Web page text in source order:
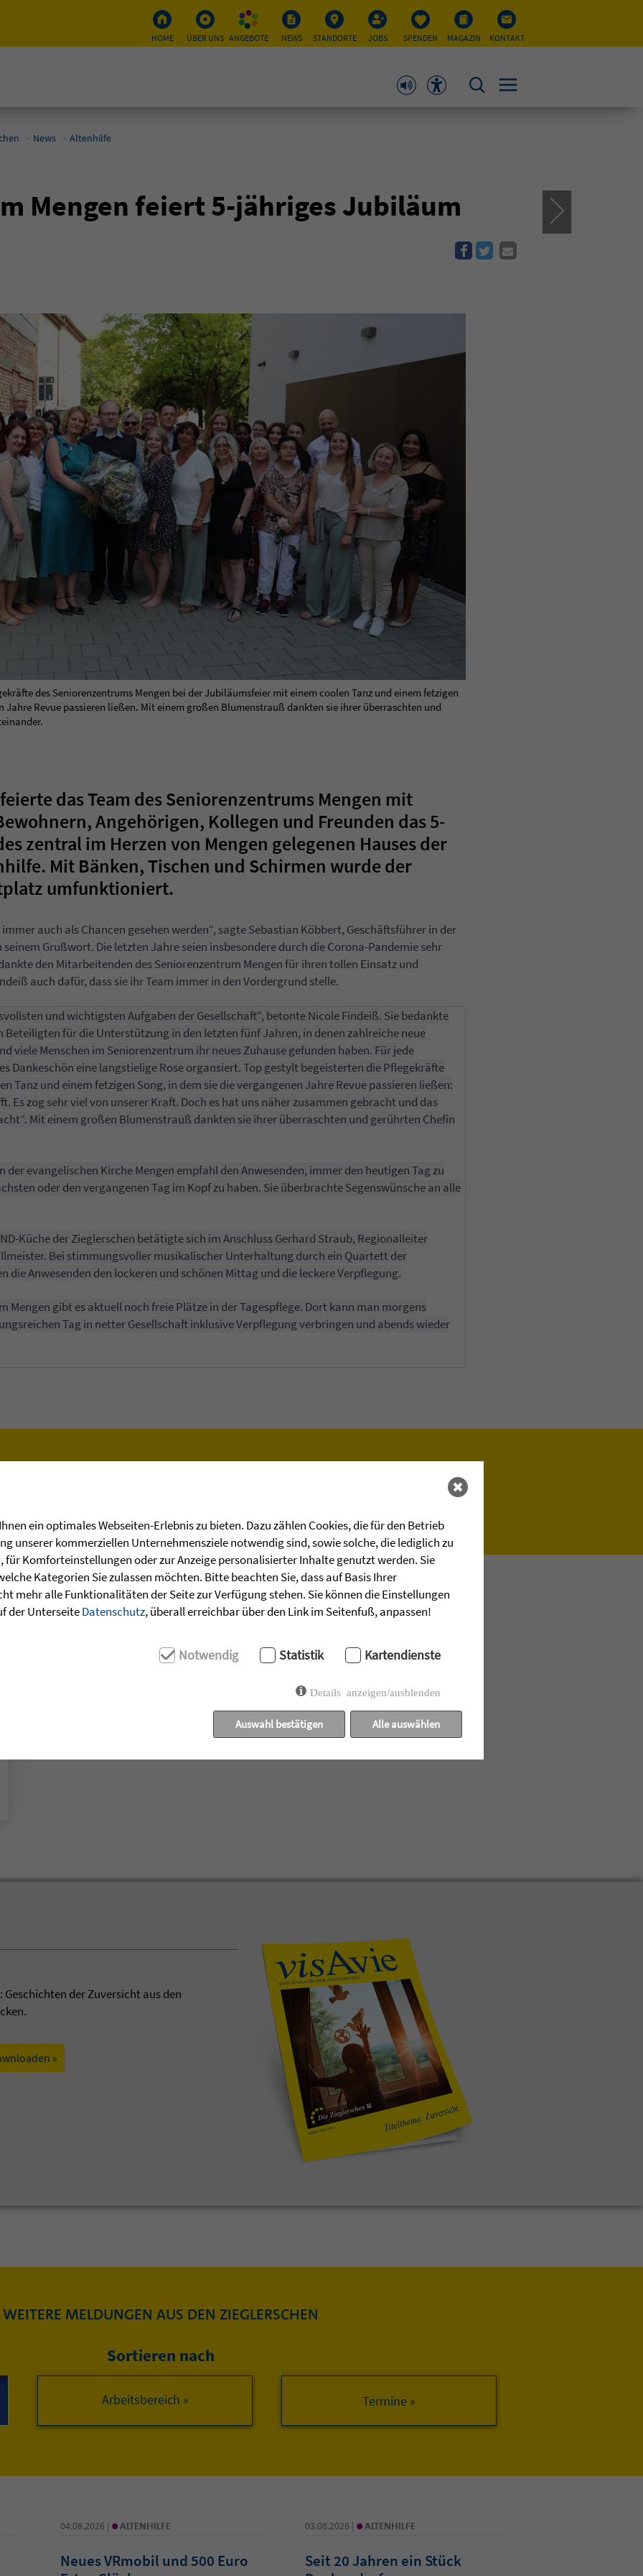
HOME ÜBER UNS ANGEBOTE NEWS STANDORTE JOBS SPENDEN MAGAZIN KONTAKT
News Altenhilfe
Mengen feiert 5-jähriges Jubiläum
des Seniorenzentrums Mengen bei der Jubiläumsfeier mit einem coolen Tanz und einem fetzigen
Jahre Revue passieren ließen. Mit einem großen Blumenstrauß dankten sie ihrer überraschten und
das Team des Seniorenzentrums Mengen mit
Angehörigen, Kollegen und Freunden das 5-
zentral im Herzen von Mengen gelegenen Hauses der
Mit Bänken, Tischen und Schirmen wurde der
umfunktioniert.
auch als Chancen gesehen werden“, sagte Sebastian Köbbert, Geschäftsführer in der
Grußwort. Die letzten Jahre seien insbesondere durch die Corona-Pandemie sehr
den Mitarbeitenden des Seniorenzentrum Mengen für ihren tollen Einsatz und
auch dafür, dass sie ihr Team immer in den Vordergrund stelle.
und wichtigsten Aufgaben der Gesellschaft“, betonte Nicole Findeiß. Sie bedankte
Beteiligten für die Unterstützung in den letzten fünf Jahren, in denen zahlreiche neue
viele Menschen im Seniorenzentrum ihr neues Zuhause gefunden haben. Für jede
Dankeschön eine langstielige Rose organsiert. Top gestylt begeisterten die Pflegekräfte
Tanz und einem fetzigen Song, in dem sie die vergangenen Jahre Revue passieren ließen:
Es zog sehr viel von unserer Kraft. Doch es hat uns näher zusammen gebracht und das
Mit einem großen Blumenstrauß dankten sie ihrer überraschten und gerührten Chefin
evangelischen Kirche Mengen empfahl den Anwesenden, immer den heutigen Tag zu
oder den vergangenen Tag im Kopf zu haben. Sie überbrachte Segenswünsche an alle
Küche der Zieglerschen betätigte sich im Anschluss Gerhard Straub, Regionalleiter
Bei stimmungsvoller musikalischer Unterhaltung durch ein Quartett der
die Anwesenden den lockeren und schönen Mittag und die leckere Verpflegung.
Mengen gibt es aktuell noch freie Plätze in der Tagespflege. Dort kann man morgens
Tag in netter Gesellschaft inklusive Verpflegung verbringen und abends wieder
der Zuversicht aus den
»
WEITERE MELDUNGEN AUS DEN ZIEGLERSCHEN
Sortieren nach
Arbeitsbereich »
04.08.2026 | • ALTENHILFE
Neues VRmobil und 500 Euro
03.08.2026 | • ALTENHILFE
Seit 20 Jahren ein Stück
ein optimales Webseiten-Erlebnis zu bieten. Dazu zählen Cookies, die für den Betrieb
unserer kommerziellen Unternehmensziele notwendig sind, sowie solche, die lediglich zu
Komforteinstellungen oder zur Anzeige personalisierter Inhalte genutzt werden. Sie
Kategorien Sie zulassen möchten. Bitte beachten Sie, dass auf Basis Ihrer
mehr alle Funktionalitäten der Seite zur Verfügung stehen. Sie können die Einstellungen
der UnterseiteDatenschutz, überall erreichbar über den Link im Seitenfuß, anpassen!
Notwendig Statistik Kartendienste
Details anzeigen/ausblenden
Auswahl bestätigen Alle auswählen